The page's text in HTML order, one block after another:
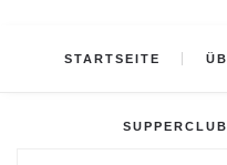
STARTSEITE
SUPPERCLUB